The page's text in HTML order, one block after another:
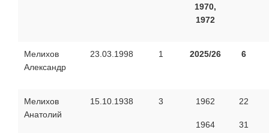
1970,
1972
Мелихов
Александр
23.03.1998 1 2025/26 6
Мелихов
Анатолий
15.10.1938 3 1962
1964
22
31